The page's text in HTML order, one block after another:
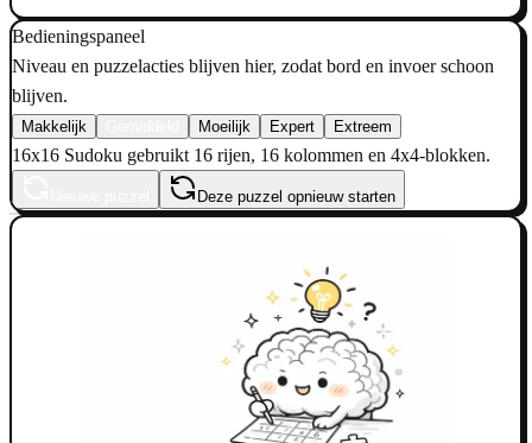
Bedieningspaneel
Niveau en puzzelacties blijven hier, zodat bord en invoer schoon
blijven.
Makkelijk Moeilijk Expert Extreem
16x16 Sudoku gebruikt 16 rijen, 16 kolommen en 4x4-blokken.
Deze puzzel opnieuw starten